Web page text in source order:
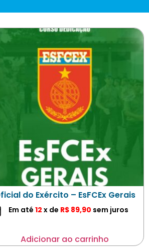
do Exército – EsFCEx Gerais
Em até 12 x de R$ 89,90 sem juros
Adicionar ao carrinho